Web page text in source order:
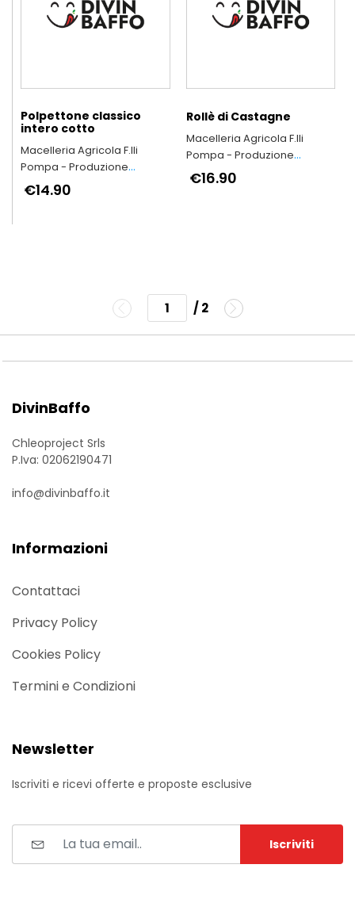
Polpettone classico
intero cotto
Macelleria Agricola F.lli
Pompa - Produzione
Arrosticini Abruzzesi
artigianali
€14.90
Rollè di Castagne
Macelleria Agricola F.lli
Pompa - Produzione
Arrosticini Abruzzesi
artigianali
€16.90
/ 2
DivinBaffo
Chleoproject Srls
P.Iva: 02062190471
info@divinbaffo.it
Informazioni
Contattaci
Privacy Policy
Cookies Policy
Termini e Condizioni
Newsletter
Iscriviti e ricevi offerte e proposte esclusive
Iscriviti